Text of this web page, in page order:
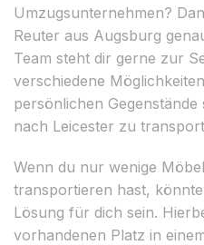
Umzugsunternehmen?
Reuter aus Augsburg
Team steht dir gerne zur
verschiedene
persönlichen
nach Leicester zu
Wenn du nur wenige
transportieren hast, könnte
Lösung für dich sein.
vorhandenen Platz in